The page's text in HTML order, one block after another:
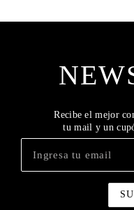
Recibe el mejor
tu mail y un